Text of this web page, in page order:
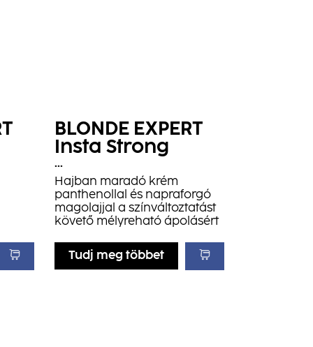
BLONDE EXPERT
Insta Strong
Leave-In Cream
...
Hajban maradó krém
panthenollal és napraforgó
magolajjal a színváltoztatást
követő mélyreható ápolásért
Tudj meg többet